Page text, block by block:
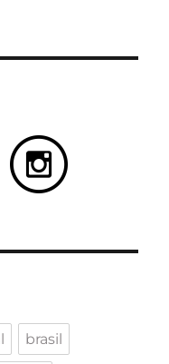
brasil